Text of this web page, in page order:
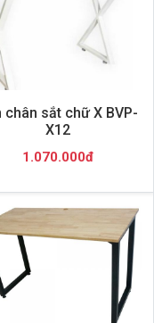
chân sắt chữ X BVP-
X12
1.070.000đ